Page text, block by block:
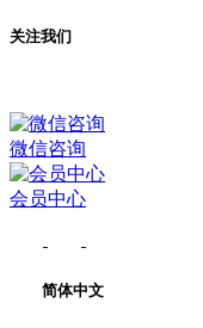
关注我们
微信咨询
会员中心
简体中文